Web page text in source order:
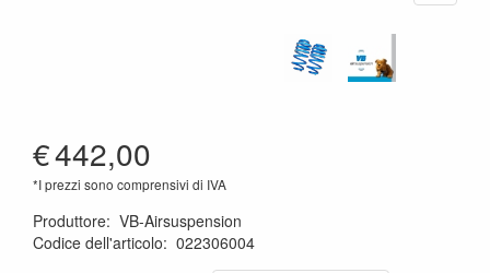
€442,00
*I prezzi sono comprensivi di IVA
Produttore: VB-Airsuspension
Codice dell'articolo: 022306004